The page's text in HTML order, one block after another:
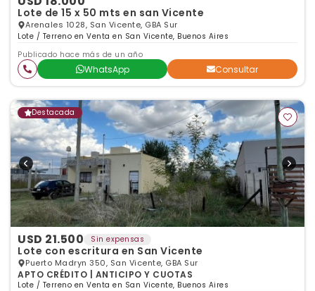
Lote de 15 x 50 mts en san Vicente
Arenales 1028, San Vicente, GBA Sur
Lote / Terreno en Venta en San Vicente, Buenos Aires
Publicado hace más de un año
WhatsApp Consultar
Destacada
USD 21.500 Sin expensas
Lote con escritura en San Vicente
Puerto Madryn 350, San Vicente, GBA Sur
APTO CRÉDITO | ANTICIPO Y CUOTAS
Lote / Terreno en Venta en San Vicente, Buenos Aires